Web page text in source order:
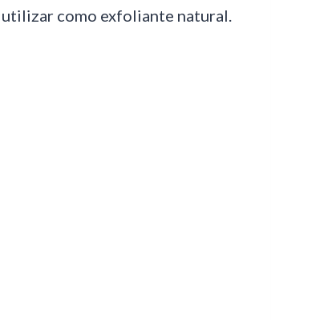
como exfoliante natural.